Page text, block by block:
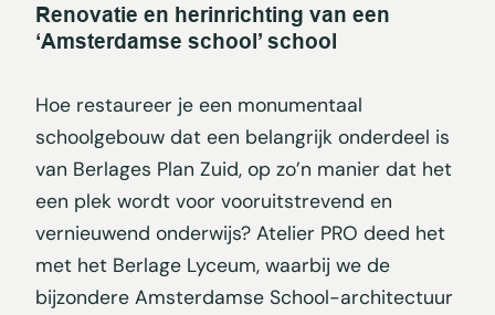
Renovatie en herinrichting van een
‘Amsterdamse school’ school
Hoe restaureer je een monumentaal
schoolgebouw dat een belangrijk onderdeel is
van Berlages Plan Zuid, op zo’n manier dat het
een plek wordt voor vooruitstrevend en
vernieuwend onderwijs? Atelier PRO deed het
met het Berlage Lyceum, waarbij we de
bijzondere Amsterdamse School-architectuur